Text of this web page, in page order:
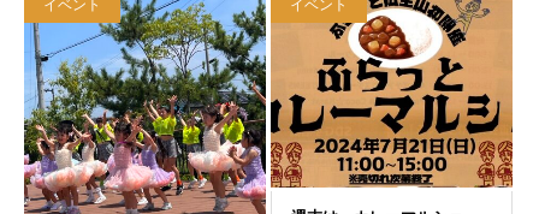
イベント イベント